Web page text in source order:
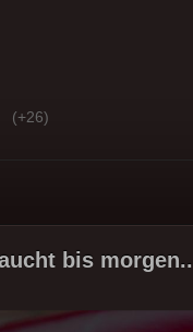
(+26)
bis morgen..